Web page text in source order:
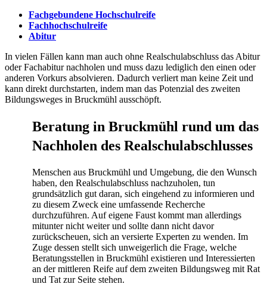
Fachgebundene Hochschulreife
Fachhochschulreife
Abitur
In vielen Fällen kann man auch ohne Realschulabschluss das Abitur
oder Fachabitur nachholen und muss dazu lediglich den einen oder
anderen Vorkurs absolvieren. Dadurch verliert man keine Zeit und
kann direkt durchstarten, indem man das Potenzial des zweiten
Bildungsweges in Bruckmühl ausschöpft.
Beratung in Bruckmühl rund um das
Nachholen des Realschulabschlusses
Menschen aus Bruckmühl und Umgebung, die den Wunsch
haben, den Realschulabschluss nachzuholen, tun
grundsätzlich gut daran, sich eingehend zu informieren und
zu diesem Zweck eine umfassende Recherche
durchzuführen. Auf eigene Faust kommt man allerdings
mitunter nicht weiter und sollte dann nicht davor
zurückscheuen, sich an versierte Experten zu wenden. Im
Zuge dessen stellt sich unweigerlich die Frage, welche
Beratungsstellen in Bruckmühl existieren und Interessierten
an der mittleren Reife auf dem zweiten Bildungsweg mit Rat
und Tat zur Seite stehen.